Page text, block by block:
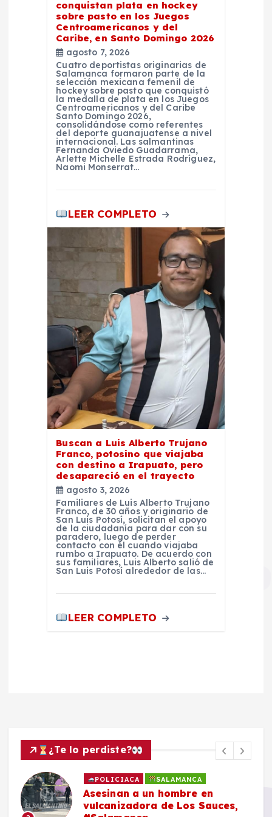
conquistan plata en hockey
sobre pasto en los Juegos
Centroamericanos y del
Caribe, en Santo Domingo 2026
agosto 7, 2026
Cuatro deportistas originarias de
Salamanca formaron parte de la
selección mexicana femenil de
hockey sobre pasto que conquistó
la medalla de plata en los Juegos
Centroamericanos y del Caribe
Santo Domingo 2026,
consolidándose como referentes
del deporte guanajuatense a nivel
internacional. Las salmantinas
Fernanda Oviedo Guadarrama,
Arlette Michelle Estrada Rodríguez,
Naomi Monserrat…
LEER COMPLETO
Buscan a Luis Alberto Trujano
Franco, potosino que viajaba
con destino a Irapuato, pero
desapareció en el trayecto
agosto 3, 2026
Familiares de Luis Alberto Trujano
Franco, de 30 años y originario de
San Luis Potosí, solicitan el apoyo
de la ciudadanía para dar con su
paradero, luego de perder
contacto con él cuando viajaba
rumbo a Irapuato. De acuerdo con
sus familiares, Luis Alberto salió de
San Luis Potosí alrededor de las…
LEER COMPLETO
¿Te lo perdiste?
POLICIACA SALAMANCA
Asesinan a un hombre en
vulcanizadora de Los Sauces,